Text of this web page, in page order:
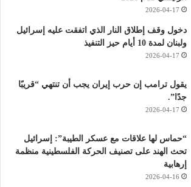
2026-04-17
دخول وقف إطلاق النار الذي اتفقت عليه إسرائيل
ولبنان لمدة 10 أيام حيز التنفيذ
2026-04-17
يقول ترامب إن حرب إيران يجب أن تنتهي “قريبًا
جدًا”.
2026-04-17
“حماس لها علاقات مع عسكر الطيبة”: إسرائيل
تحث الهند على تصنيف الحركة الفلسطينية منظمة
إرهابية
2026-04-16